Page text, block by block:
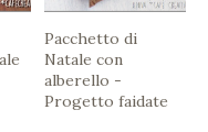
Pacchetto di
Natale con
alberello -
Progetto faidate